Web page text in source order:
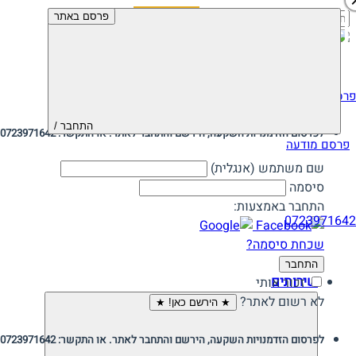
חיפוש:
0723971642
פרסם מודעה
התחבר /
לפרסום הזדמנויות השקעה, הירשם והתחבר לאתר. או התקשר: 0723971642
שם משתמש (אנגלית)
סיסמה
התחבר באמצעות:
שכחת סיסמה?
התחבר
זכור אותי
לא רשום לאתר?
★ הירשם כאן! ★
פרסם באתר
לפרסום הזדמנויות השקעה, הירשם והתחבר לאתר. או התקשר: 0723971642
פרסם מודעה
שירותים